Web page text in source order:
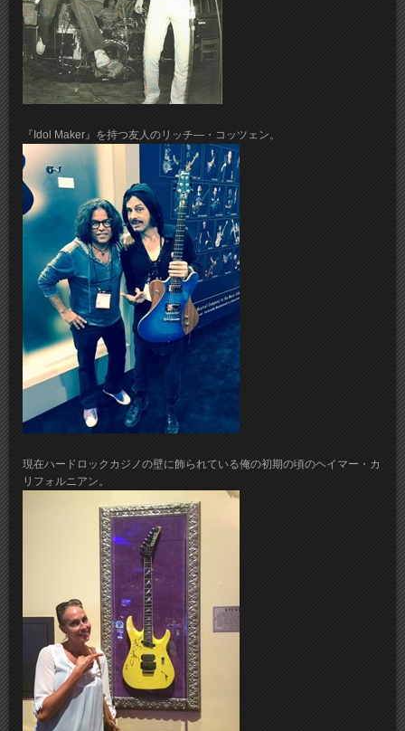
『Idol Maker』を持つ友人のリッチ―・コッツェン。
現在ハードロックカジノの壁に飾られている俺の初期の頃のヘイマー・カ
リフォルニアン。